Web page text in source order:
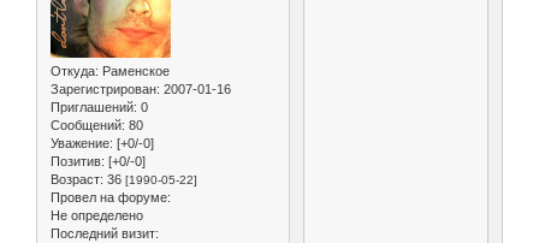
Откуда: Раменское
Зарегистрирован: 2007-01-16
Приглашений: 0
Сообщений: 80
Уважение: [+0/-0]
Позитив: [+0/-0]
Возраст: 36 [1990-05-22]
Провел на форуме:
Не определено
Последний визит: